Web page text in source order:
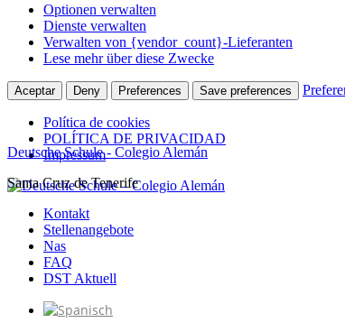
Optionen verwalten
Dienste verwalten
Verwalten von {vendor_count}-Lieferanten
Lese mehr über diese Zwecke
Aceptar Deny Preferences Save preferences
Política de cookies
POLÍTICA DE PRIVACIDAD
Impressum
Zum
springen
Deutsche Schule - Colegio Alemán
Santa Cruz de Tenerife
Kontakt
Stellenangebote
Nas
FAQ
DST Aktuell